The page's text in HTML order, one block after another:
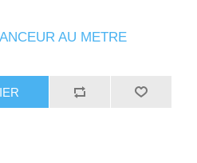
AU METRE